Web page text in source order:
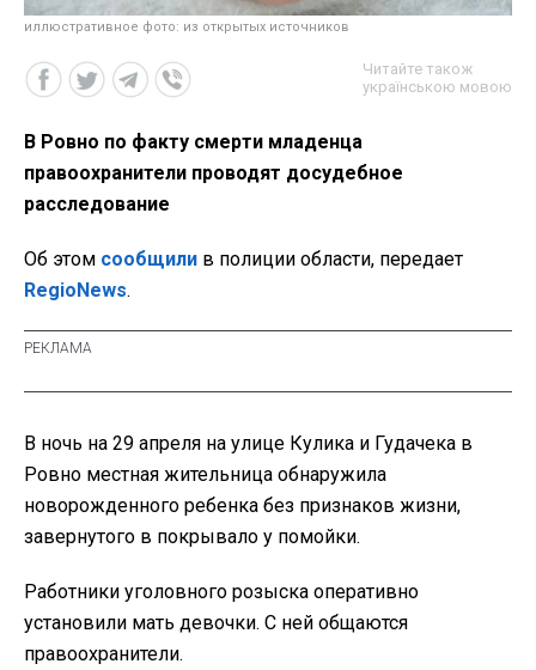
иллюстративное фото: из открытых источников
Читайте також
українською мовою
В Ровно по факту смерти младенца
правоохранители проводят досудебное
расследование
Об этом сообщили в полиции области, передает
RegioNews.
В ночь на 29 апреля на улице Кулика и Гудачека в
Ровно местная жительница обнаружила
новорожденного ребенка без признаков жизни,
завернутого в покрывало у помойки.
Работники уголовного розыска оперативно
установили мать девочки. С ней общаются
правоохранители.